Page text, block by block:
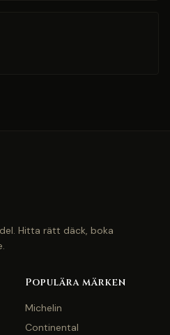
Hitta rätt däck, boka
Populära märken
Michelin
Continental